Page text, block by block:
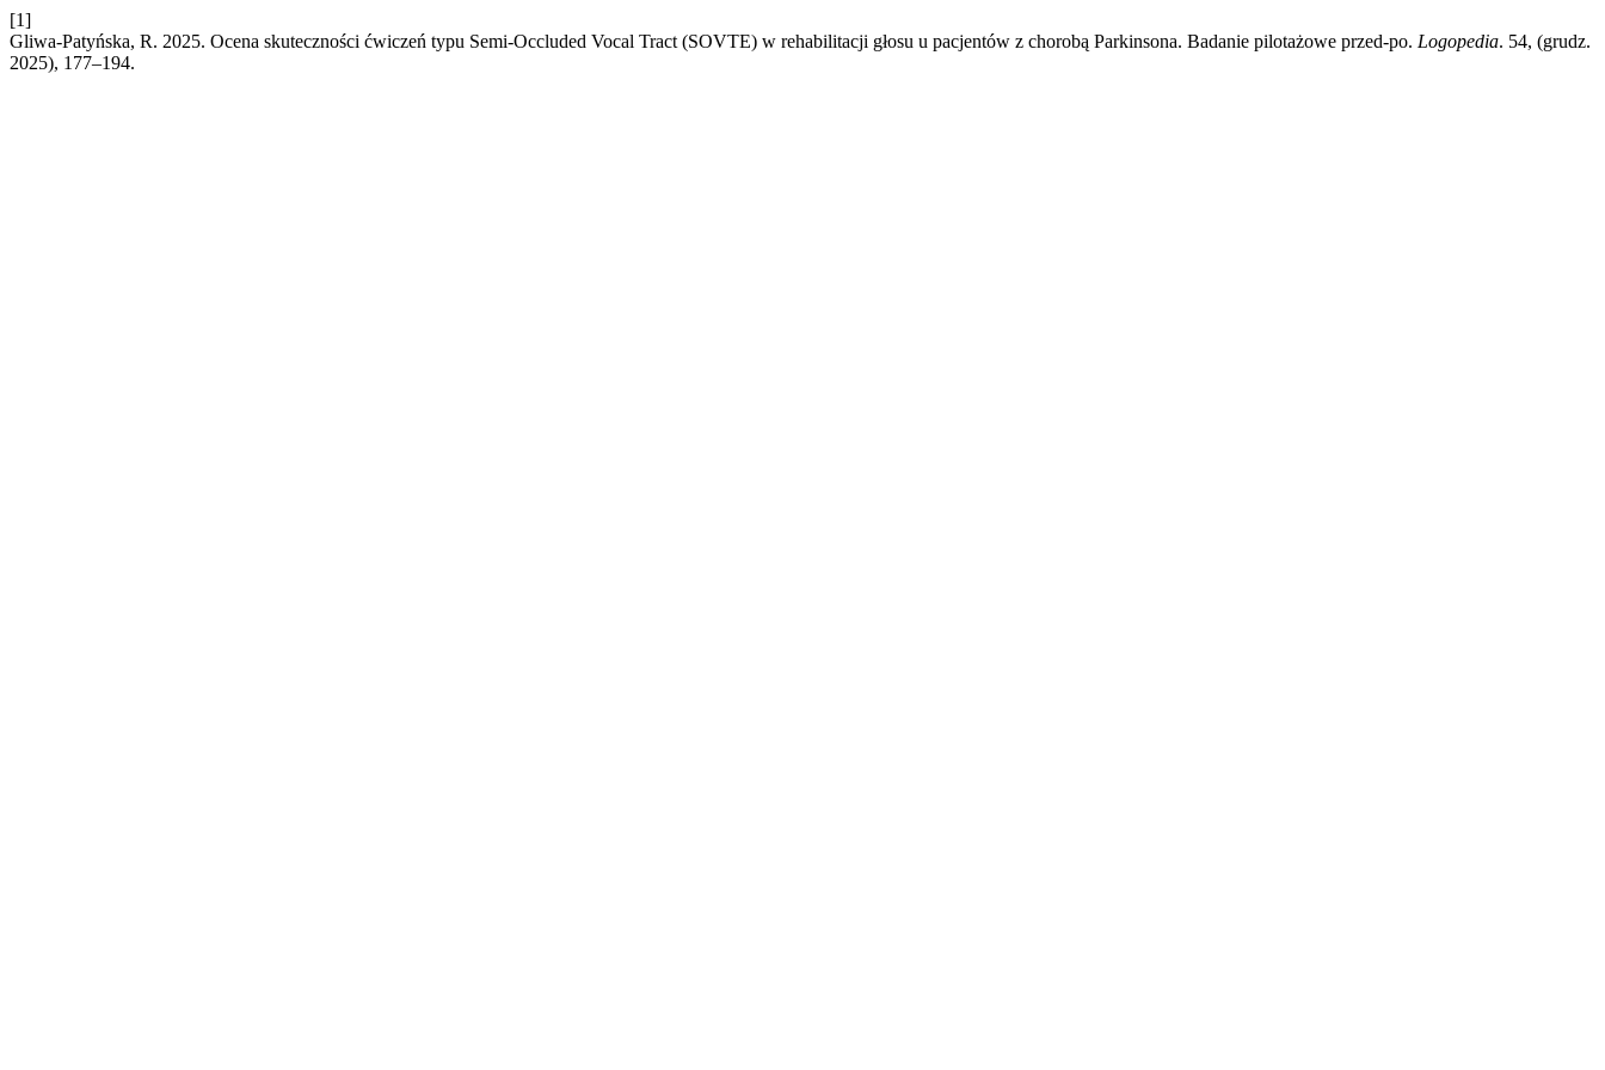
[1]
Gliwa-Patyńska, R. 2025. Ocena skuteczności ćwiczeń typu Semi-Occluded Vocal Tract (SOVTE) w rehabilitacji głosu u pacjentów z chorobą Parkinsona. Badanie pilotażowe przed-po. Logopedia. 54, (grudz.
2025), 177–194.